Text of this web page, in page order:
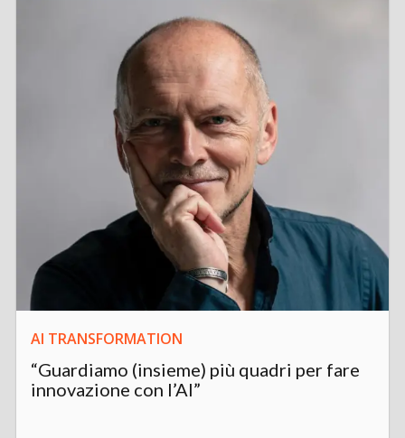
AI TRANSFORMATION
“Guardiamo (insieme) più quadri per fare
innovazione con l’AI”